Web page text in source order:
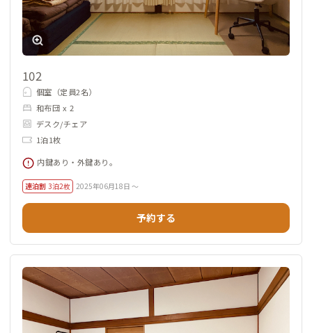
102
個室（定員2名）
和布団 x 2
デスク/チェア
1泊1枚
内鍵あり・外鍵あり。
連泊割 3泊2枚 2025年06月18日 ～
予約する